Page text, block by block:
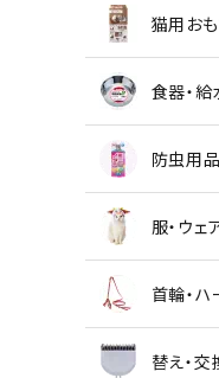
猫用おも
食器・給
防虫用品
服・ウェ
首輪・ハ
替え・